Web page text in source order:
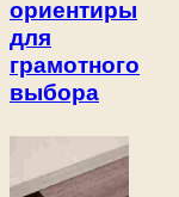
ориентиры
для
грамотного
выбора